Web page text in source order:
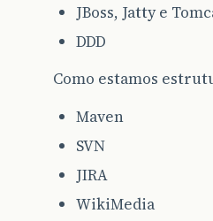
JBoss, Jatty e
DDD
Como estamos
Maven
SVN
JIRA
WikiMedia